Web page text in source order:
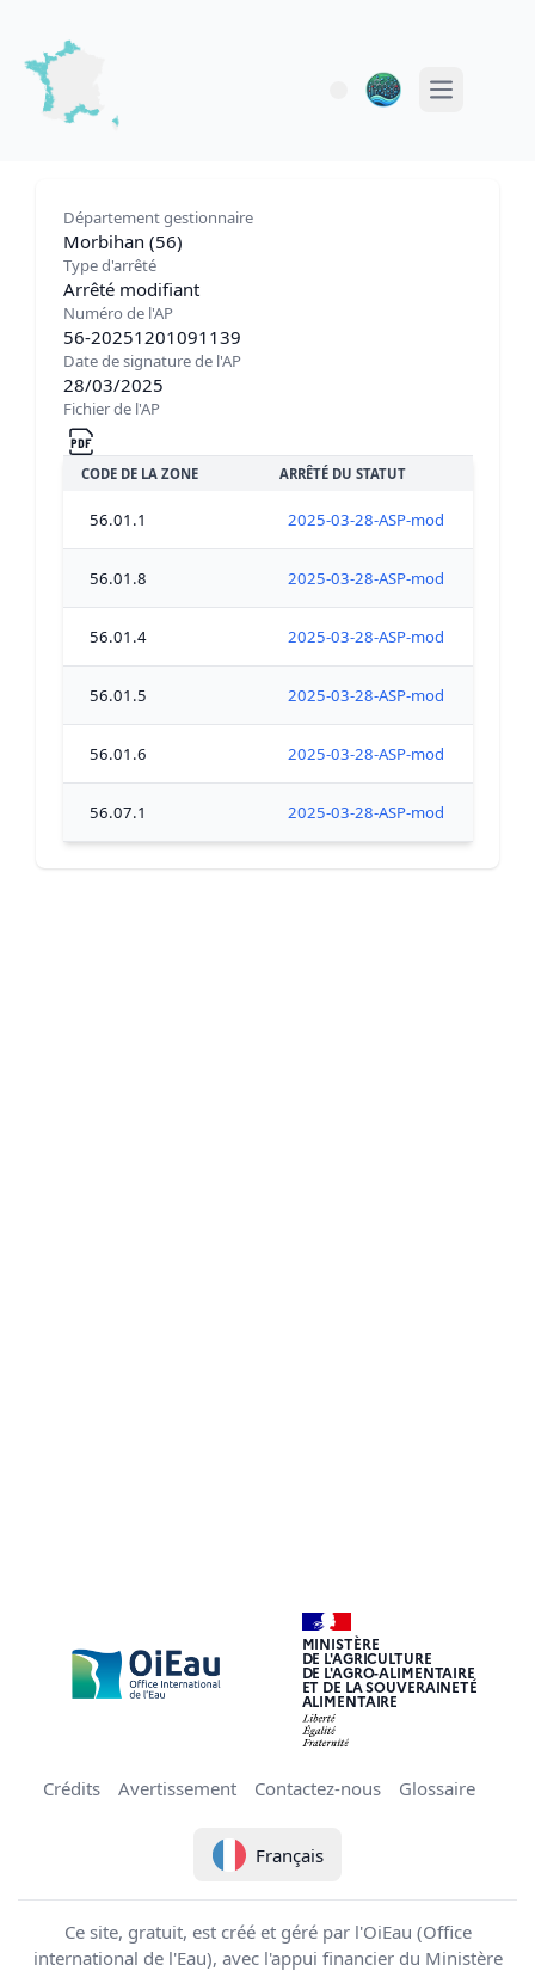
Open main
Département gestionnaire
Morbihan (56)
Type d'arrêté
Arrêté modifiant
Numéro de l'AP
56-20251201091139
Date de signature de l'AP
28/03/2025
Fichier de l'AP
CODE DE LA ZONE ARRÊTÉ DU STATUT
56.01.1 2025-03-28-ASP-modif-
56.01.8 2025-03-28-ASP-modif-
56.01.4 2025-03-28-ASP-modif-
56.01.5 2025-03-28-ASP-modif-
56.01.6 2025-03-28-ASP-modif-
56.07.1 2025-03-28-ASP-modif-
MINISTÈRE
DE L'AGRICULTURE
DE L'AGRO-ALIMENTAIRE
ET DE LA SOUVERAINETÉ
ALIMENTAIRE
Crédits Avertissement Contactez-nous Glossaire
Français
Ce site, gratuit, est créé et géré par l'OiEau (Office
international de l'Eau), avec l'appui financier du Ministère